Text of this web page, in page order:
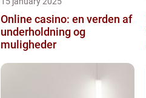
Online casino: en verden af
underholdning og
muligheder